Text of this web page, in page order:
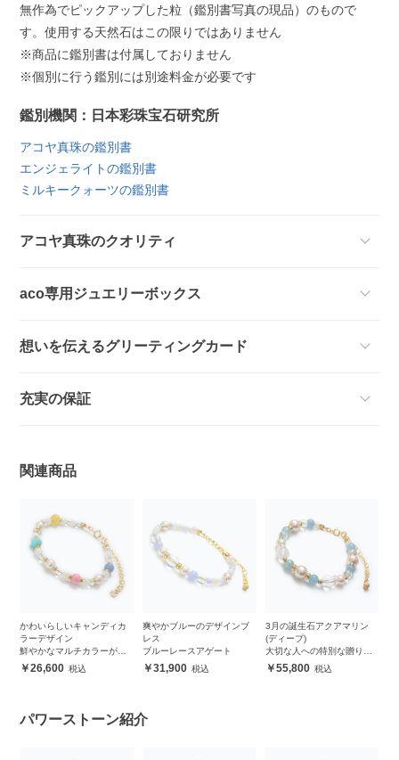
無作為でピックアップした粒（鑑別書写真の現品）のもので
す。使用する天然石はこの限りではありません
※商品に鑑別書は付属しておりません
※個別に行う鑑別には別途料金が必要です
鑑別機関：日本彩珠宝石研究所
アコヤ真珠の鑑別書
エンジェライトの鑑別書
ミルキークォーツの鑑別書
アコヤ真珠のクオリティ
aco専用ジュエリーボックス
想いを伝えるグリーティングカード
充実の保証
関連商品
かわいらしいキャンディカ
ラーデザイン
鮮やかなマルチカラーが楽
しめる
26,600
爽やかブルーのデザインブ
レス
ブルーレースアゲート
31,900
3月の誕生石アクアマリン
(ディープ)
大切な人への特別な贈り物
に 55,800
パワーストーン紹介